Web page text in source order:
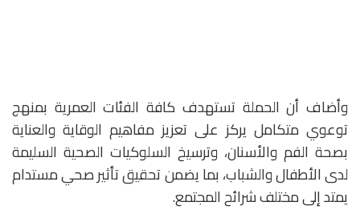
وأضاف أن الحملة تستهدف كافة الفئات العمرية بمنهج
توعوي متكامل يركز على تعزيز مفاهيم الوقاية والعناية
بصحة الفم والأسنان، وترسيخ السلوكيات الصحية السليمة
لدى الأطفال والشباب، بما يضمن تحقيق تأثير صحي مستدام
يمتد إلى مختلف شرائح المجتمع.